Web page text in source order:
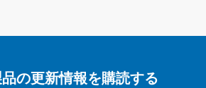
の更新情報を購読する